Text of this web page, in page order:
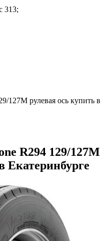
313;
127M рулевая ось купить в
R294 129/127M
Екатеринбурге